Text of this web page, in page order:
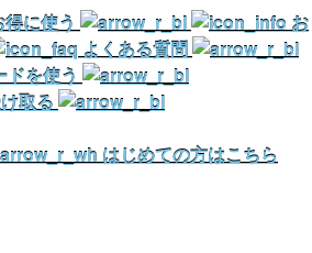
得に使う
お
よくある質問
を使う
取る
はじめての方はこちら